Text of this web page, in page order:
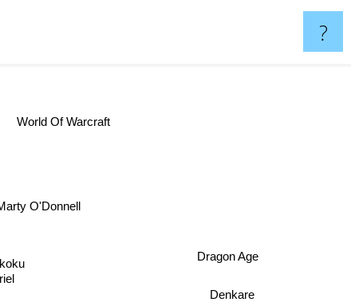
?
Marty O'Donnell
Dragon Age
World Of Warcraft
Denkare